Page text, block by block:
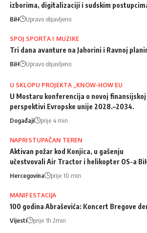
izborima, digitalizaciji i sudskim
BiH Upravo objavljeno
SPOJ SPORTA I MUZIKE
Tri dana avanture na Jahorini i Ravnoj
BiH Upravo objavljeno
U SKLOPU PROJEKTA „KNOW-HOW EU
U Mostaru konferencija o novoj finansijskoj
perspektivi Evropske unije 2028.–2034.
Događaji prije 4 min
NAPRISTUPAČAN TEREN
Aktivan požar kod Konjica, u gašenju
učestvovali Air Tractor i helikopter OS-a
Hercegovina prije 10 min
MANIFESTACIJA
100 godina Abraševića: Koncert Bregove
Vijesti prije 1h 2min